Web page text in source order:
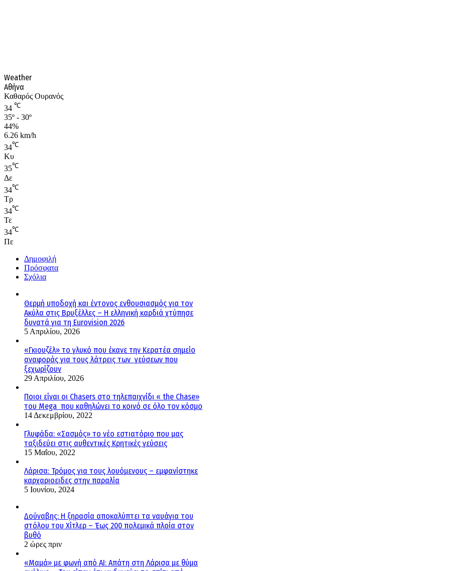
Weather
Αθήνα
Καθαρός Ουρανός
34 ℃
35º - 30º
44%
6.26 km/h
34℃
Κυ
35℃
Δε
34℃
Τρ
34℃
Τε
34℃
Πε
Δημοφιλή
Πρόσφατα
Σχόλια
Θερμή υποδοχή και έντονος ενθουσιασμός για τον
Ακύλα στις Βρυξέλλες – Η ελληνική καρδιά χτύπησε
δυνατά για τη Eurovision 2026
5 Απριλίου, 2026
«Γκιουζέλ» το γλυκό που έκανε την Κερατέα σημείο
αναφοράς για τους λάτρεις των γεύσεων που
ξεχωρίζουν
29 Απριλίου, 2026
Ποιοι είναι οι Chasers στο τηλεπαιχνίδι « the Chase»
του Mega που καθηλώνει το κοινό σε όλο τον κόσμο
14 Δεκεμβρίου, 2022
Γλυφάδα: «Σασμός» το νέο εστιατόριο που μας
ταξιδεύει στις αυθεντικές Κρητικές γεύσεις
15 Μαΐου, 2022
Λάρισα: Τρόμος για τους λουόμενους – εμφανίστηκε
καρχαριοειδες στην παραλία
5 Ιουνίου, 2024
Δούναβης: Η ξηρασία αποκαλύπτει τα ναυάγια του
στόλου του Χίτλερ – Έως 200 πολεμικά πλοία στον
βυθό
2 ώρες πριν
«Μαμά» με φωνή από AI: Απάτη στη Λάρισα με θύμα